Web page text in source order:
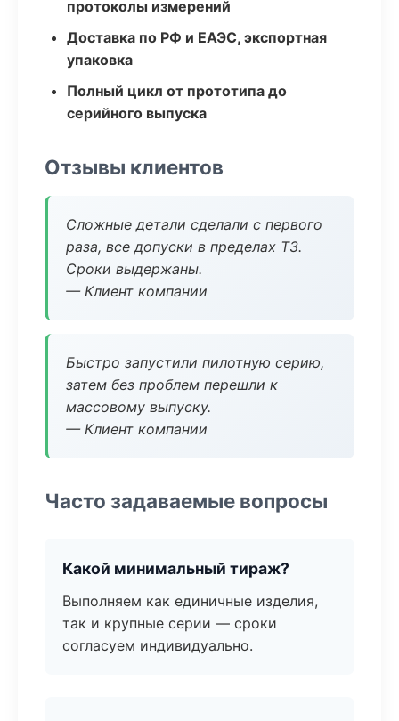
протоколы измерений
Доставка по РФ и ЕАЭС, экспортная
упаковка
Полный цикл от прототипа до
серийного выпуска
Отзывы клиентов
Сложные детали сделали с первого
раза, все допуски в пределах ТЗ.
Сроки выдержаны.
— Клиент компании
Быстро запустили пилотную серию,
затем без проблем перешли к
массовому выпуску.
— Клиент компании
Часто задаваемые вопросы
Какой минимальный тираж?
Выполняем как единичные изделия,
так и крупные серии — сроки
согласуем индивидуально.